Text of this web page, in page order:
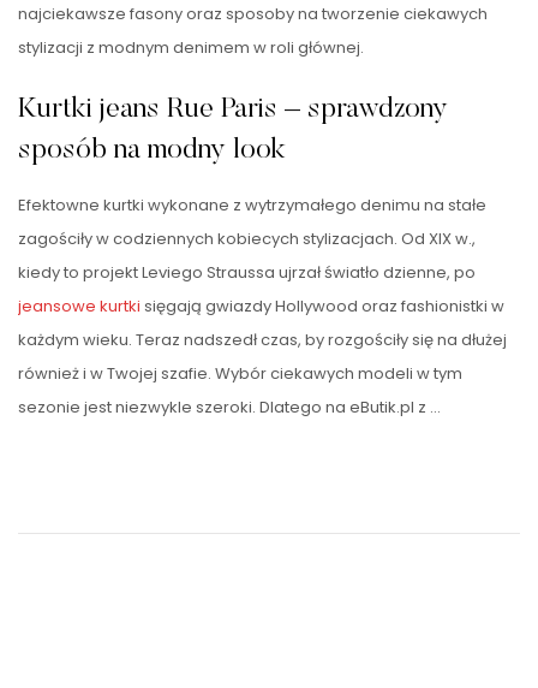
najciekawsze fasony oraz sposoby na tworzenie ciekawych
stylizacji z modnym denimem w roli głównej.
Kurtki jeans Rue Paris – sprawdzony
sposób na modny look
Efektowne kurtki wykonane z wytrzymałego denimu na stałe
zagościły w codziennych kobiecych stylizacjach. Od XIX w.,
kiedy to projekt Leviego Straussa ujrzał światło dzienne, po
jeansowe kurtki sięgają gwiazdy Hollywood oraz fashionistki w
każdym wieku. Teraz nadszedł czas, by rozgościły się na dłużej
również i w Twojej szafie. Wybór ciekawych modeli w tym
sezonie jest niezwykle szeroki. Dlatego na eButik.pl z …